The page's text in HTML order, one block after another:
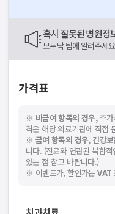
혹시 잘못된 병원정
모두닥 팀에 알려주세
가격표
※ 비급여 항목의 경우,추가
격은 해당 의료기관에 직접
※ 급여 항목의 경우, 건강
니다. (진료와 연관된 복합
있는 점 참고 바랍니다.)
※ 이벤트가, 할인가는VAT
요청하신 작업을
지속적으로 문제가 발